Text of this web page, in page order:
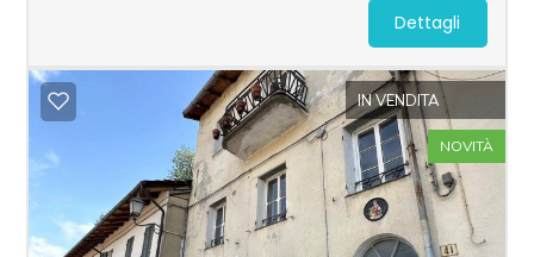
Dettagli
IN VENDITA
NOVITÀ